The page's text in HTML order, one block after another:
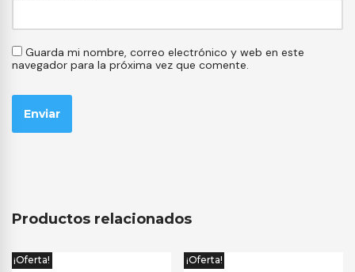
Guarda mi nombre, correo electrónico y web en este
navegador para la próxima vez que comente.
Productos relacionados
¡Oferta! ¡Oferta!